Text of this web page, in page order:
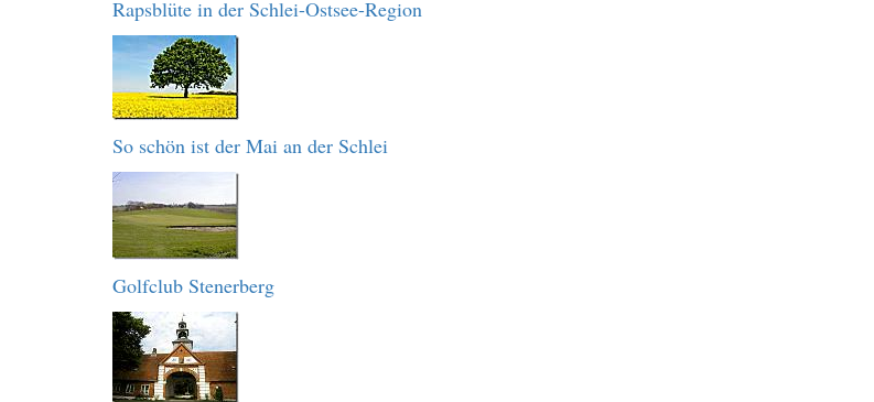
Rapsblüte in der Schlei-Ostsee-Region
So schön ist der Mai an der Schlei
Golfclub Stenerberg